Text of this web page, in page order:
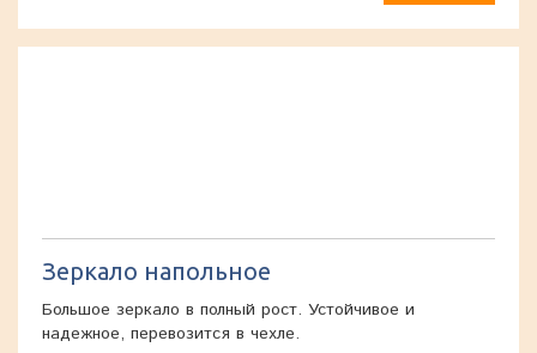
Зеркало напольное
Большое зеркало в полный рост. Устойчивое и
надежное, перевозится в чехле.